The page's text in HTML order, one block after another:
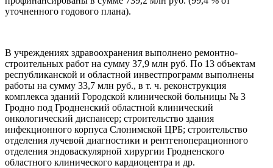
уточненного годового плана).
В учреждениях здравоохранения выполнено ремонтно-
строительных работ на сумму 37,9 млн руб. По 13 объектам
республиканской и областной инвестпрограмм выполнены
работы на сумму 33,7 млн руб., в т. ч. реконструкция
комплекса зданий Городской клинической больницы № 3
Гродно под Гродненский областной клинический
онкологический диспансер; строительство здания
инфекционного корпуса Слонимской ЦРБ; строительство
отделения лучевой диагностики и рентгеноперационного
отделения эндоваскулярной хирургии Гродненского
областного клинического кардиоцентра и др.